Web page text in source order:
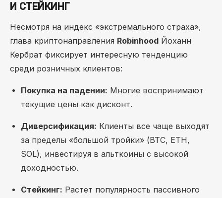
И СТЕЙКИНГ
Несмотря на индекс «экстремального страха»,
глава криптонаправления Robinhood Йоханн
Кербрат фиксирует интересную тенденцию
среди розничных клиентов:
Покупка на падении: Многие воспринимают
текущие цены как дисконт.
Диверсификация: Клиенты все чаще выходят
за пределы «большой тройки» (BTC, ETH,
SOL), инвестируя в альткоины с высокой
доходностью.
Стейкинг: Растет популярность пассивного